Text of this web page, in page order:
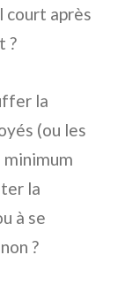
court après
?
la
(ou les
la
à se
?